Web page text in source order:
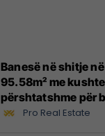
Banesë në shitje
95.58m² me
përshtatshme për
#14531Pro Real Estate